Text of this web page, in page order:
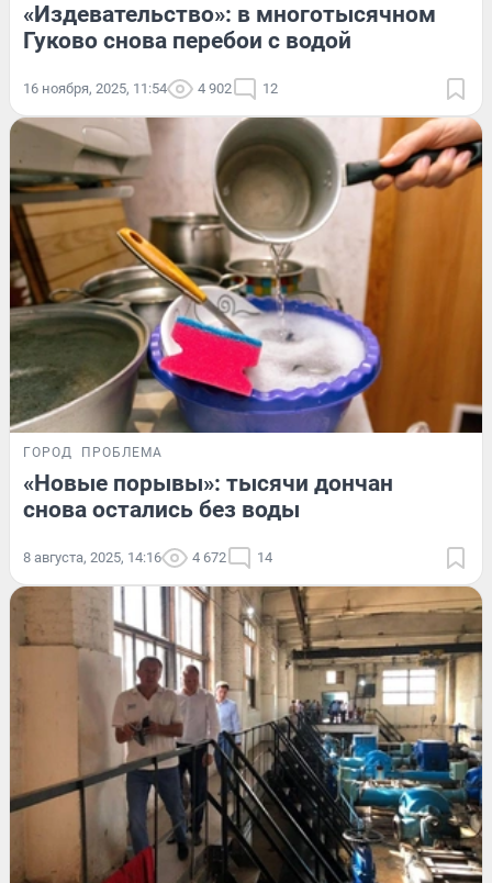
«Издевательство»: в многотысячном
Гуково снова перебои с водой
16 ноября, 2025, 11:54 4 902 12
ГОРОД ПРОБЛЕМА
«Новые порывы»: тысячи дончан
снова остались без воды
8 августа, 2025, 14:16 4 672 14